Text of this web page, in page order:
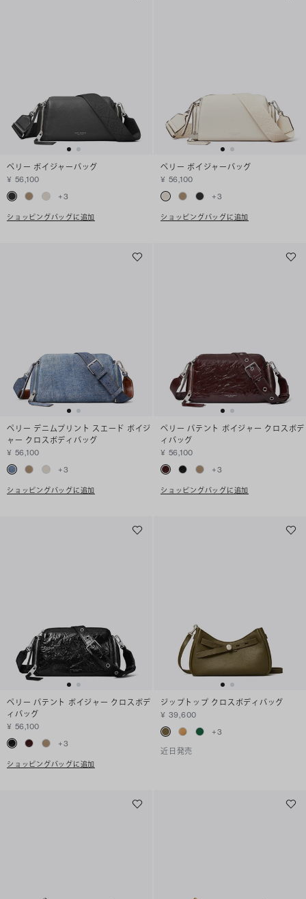
ペリー ボイジャーバッグ
¥ 56,100
+3
ショッピングバッグに追加
ペリー ボイジャーバッグ
¥ 56,100
+3
ショッピングバッグに追加
ペリー デニムプリント スエード ボイジ
ャー クロスボディバッグ
¥ 56,100
+3
ショッピングバッグに追加
ペリー パテント ボイジャー クロスボデ
ィバッグ
¥ 56,100
+3
ショッピングバッグに追加
ペリー パテント ボイジャー クロスボデ
ィバッグ
¥ 56,100
+3
ショッピングバッグに追加
ジップトップ クロスボディバッグ
¥ 39,600
+3
近日発売